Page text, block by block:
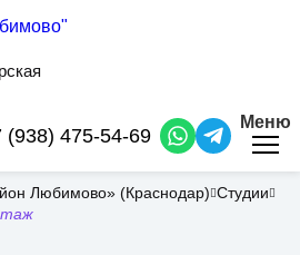
(938) 475-54-69
Меню
Любимово» (Краснодар) Студии